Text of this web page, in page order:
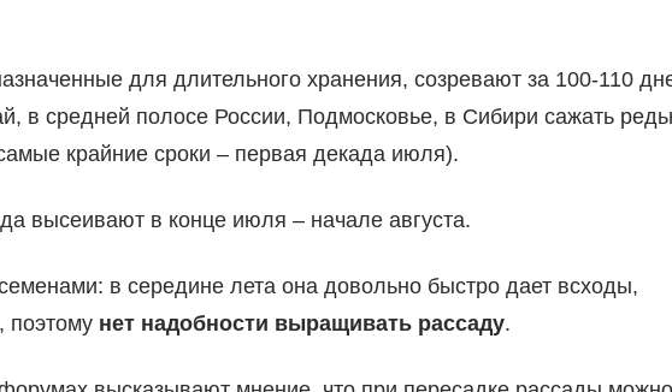
для длительного хранения, созревают за 100-110
в средней полосе России, Подмосковье, в Сибири сажать
крайние сроки – первая декада июля).
высеивают в конце июля – начале августа.
в середине лета она довольно быстро дает всходы,
поэтому нет надобности выращивать рассаду.